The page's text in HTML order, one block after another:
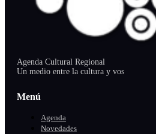
Agenda Cultural Regional
Un medio entre la cultura y vos
Menú
Agenda
Novedades